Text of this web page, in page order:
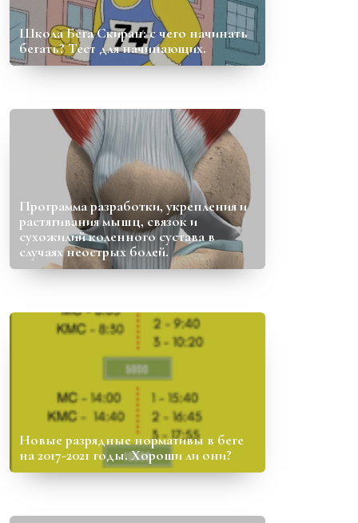
Школа Бега Скиран: с чего начинать
бегать? Тест для начинающих.
Программа разработки, укрепления и
растягивания мышц, связок и
сухожилий коленного сустава в
случаях неострых болей.
Новые разрядные нормативы в беге
на 2017-2021 годы. Хороши ли они?